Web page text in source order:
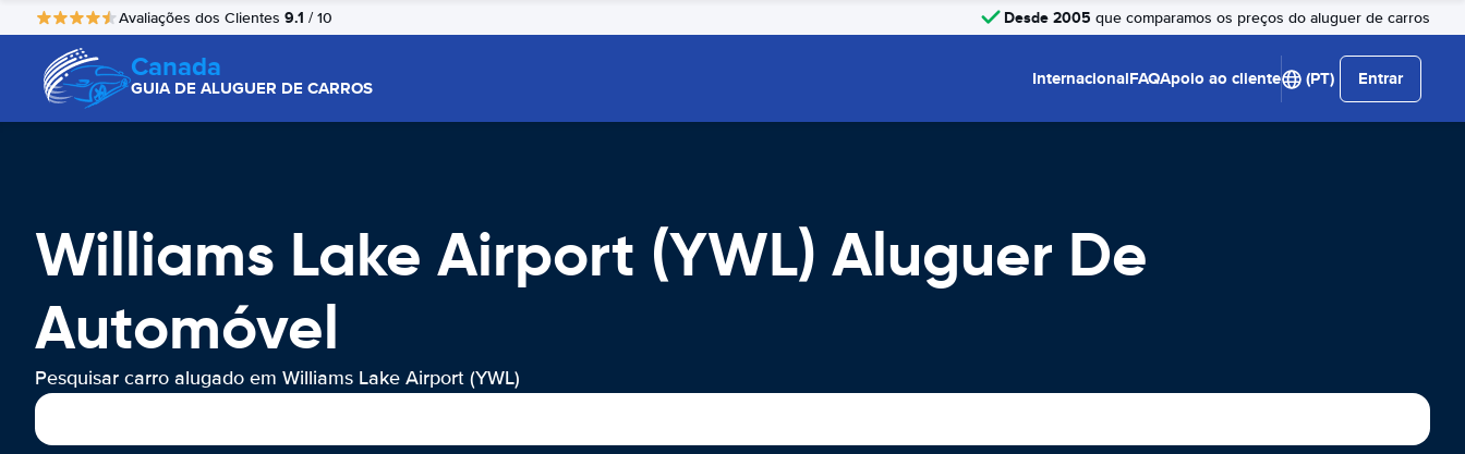
Avaliações dos Clientes 9.1 / 10 Desde 2005 que comparamos os preços do aluguer de carros
Canada
GUIA DE ALUGUER DE CARROS InternacionalFAQApoio ao cliente (PT) Entrar
Williams Lake Airport (YWL) Aluguer De
Automóvel
Pesquisar carro alugado em Williams Lake Airport (YWL)